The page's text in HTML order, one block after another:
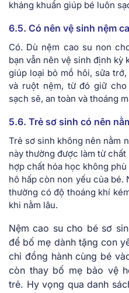
kháng khuẩn giúp bé luôn
6.5. Có nên vệ sinh nệm
Có. Dù nệm cao su non
bạn vẫn nên vệ sinh định kỳ
giúp loại bỏ mồ hôi, sữa
và ruột nệm, từ đó giữ
sạch sẽ, an toàn và thoáng
5.6. Trẻ sơ sinh có nên
Trẻ sơ sinh không nên nằm
này thường được làm từ
hợp chất hóa học không
hô hấp còn non yếu của bé.
thường có độ thoáng khí
khi nằm lâu.
Nệm cao su cho bé sơ
để bố mẹ dành tặng con
chỉ đồng hành cùng bé
còn thay bố mẹ bảo vệ
trẻ. Hy vọng qua danh